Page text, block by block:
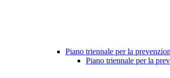
Piano triennale per la
Piano triennale per la